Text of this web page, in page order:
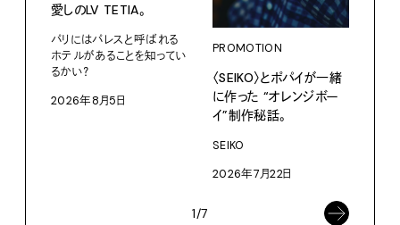
愛しのLV TETIA。
パリにはパレスと呼ばれる
ホテルがあることを知ってい
るかい？
2026年8月5日
PROMOTION
〈SEIKO〉とポパイが一緒
に作った “オレンジボー
イ”制作秘話。
SEIKO
2026年7月22日
1/7